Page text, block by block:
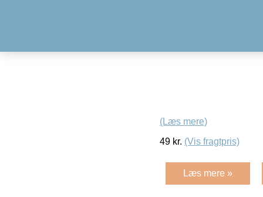
(Læs mere)
49 kr. (Vis fragtpris)
Læs mere »